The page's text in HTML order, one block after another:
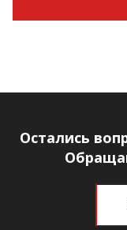
Остались